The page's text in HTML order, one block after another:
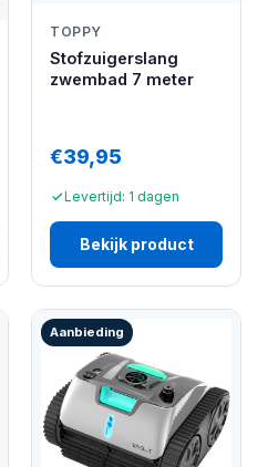
TOPPY
Stofzuigerslang
zwembad 7 meter
€39,95
Levertijd: 1 dagen
Bekijk product
Aanbieding